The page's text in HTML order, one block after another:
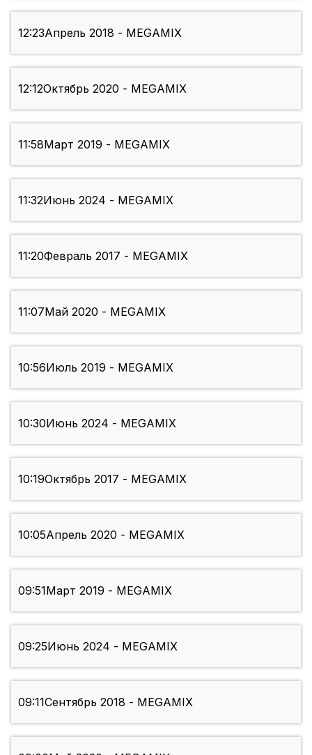
12:23Апрель 2018 - MEGAMIX
12:12Октябрь 2020 - MEGAMIX
11:58Март 2019 - MEGAMIX
11:32Июнь 2024 - MEGAMIX
11:20Февраль 2017 - MEGAMIX
11:07Май 2020 - MEGAMIX
10:56Июль 2019 - MEGAMIX
10:30Июнь 2024 - MEGAMIX
10:19Октябрь 2017 - MEGAMIX
10:05Апрель 2020 - MEGAMIX
09:51Март 2019 - MEGAMIX
09:25Июнь 2024 - MEGAMIX
09:11Сентябрь 2018 - MEGAMIX